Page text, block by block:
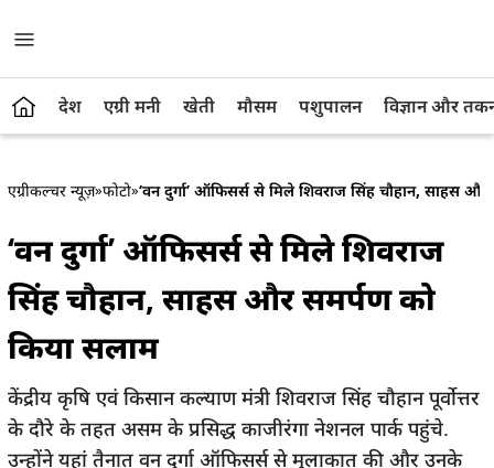
देश एग्री मनी खेती मौसम पशुपालन विज्ञान और
एग्रीकल्चर न्यूज़»फोटो»‘वन दुर्गा’ ऑफिसर्स से मिले शिवराज सिंह चौहान, साहस
‘वन दुर्गा’ ऑफिसर्स से मिले शिवराज
सिंह चौहान, साहस और समर्पण को
किया सलाम
केंद्रीय कृषि एवं किसान कल्याण मंत्री शिवराज सिंह चौहान पूर्वोत्तर
के दौरे के तहत असम के प्रसिद्ध काजीरंगा नेशनल पार्क पहुंचे.
उन्होंने यहां तैनात वन दुर्गा ऑफिसर्स से मुलाकात की और उनके